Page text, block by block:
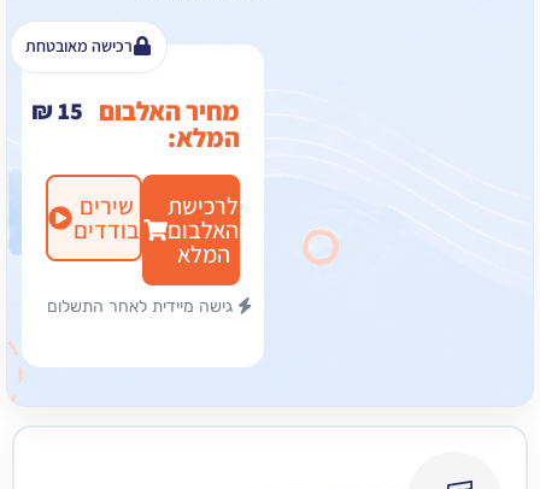
מחיר האלבום ₪15
האלבום
המלא
שירים
בודדים
גישה מיידית לאחר התשלום
רכישה מאובטחת